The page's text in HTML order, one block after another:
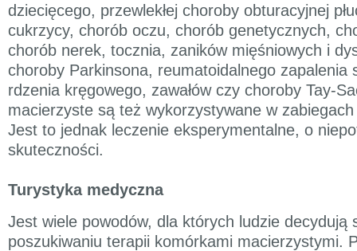
dziecięcego, przewlekłej choroby obturacyjnej
cukrzycy, chorób oczu, chorób genetycznych,
chorób nerek, tocznia, zaników mięśniowych i
choroby Parkinsona, reumatoidalnego zapalenia
rdzenia kręgowego, zawałów czy choroby Tay-
macierzyste są też wykorzystywane w
Jest to jednak leczenie eksperymentalne, o
skuteczności.
Turystyka medyczna
Jest wiele powodów, dla których ludzie decydują
poszukiwaniu terapii komórkami macierzystymi.